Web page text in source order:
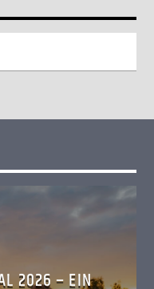
2026 – EIN